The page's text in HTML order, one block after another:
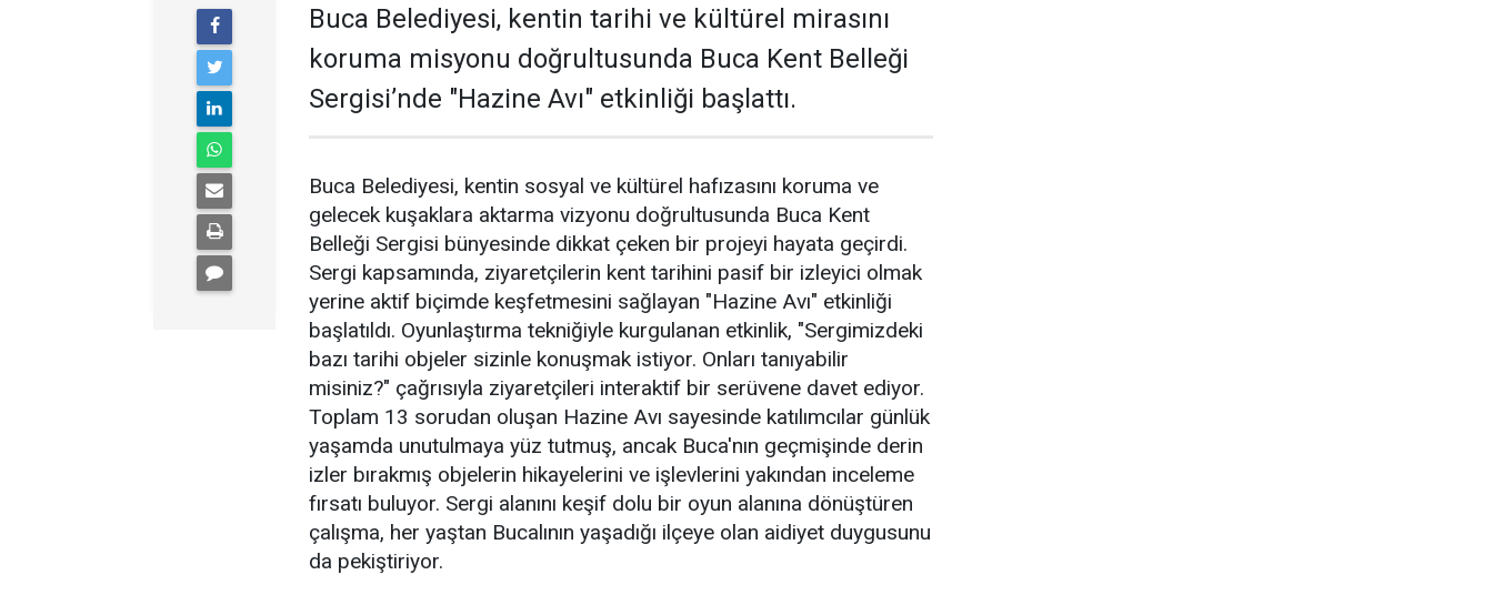
Buca Belediyesi, kentin tarihi ve kültürel mirasını
koruma misyonu doğrultusunda Buca Kent Belleği
Sergisi’nde "Hazine Avı" etkinliği başlattı.
Buca Belediyesi, kentin sosyal ve kültürel hafızasını koruma ve
gelecek kuşaklara aktarma vizyonu doğrultusunda Buca Kent
Belleği Sergisi bünyesinde dikkat çeken bir projeyi hayata geçirdi.
Sergi kapsamında, ziyaretçilerin kent tarihini pasif bir izleyici olmak
yerine aktif biçimde keşfetmesini sağlayan "Hazine Avı" etkinliği
başlatıldı. Oyunlaştırma tekniğiyle kurgulanan etkinlik, "Sergimizdeki
bazı tarihi objeler sizinle konuşmak istiyor. Onları tanıyabilir
misiniz?" çağrısıyla ziyaretçileri interaktif bir serüvene davet ediyor.
Toplam 13 sorudan oluşan Hazine Avı sayesinde katılımcılar günlük
yaşamda unutulmaya yüz tutmuş, ancak Buca'nın geçmişinde derin
izler bırakmış objelerin hikayelerini ve işlevlerini yakından inceleme
fırsatı buluyor. Sergi alanını keşif dolu bir oyun alanına dönüştüren
çalışma, her yaştan Bucalının yaşadığı ilçeye olan aidiyet duygusunu
da pekiştiriyor.